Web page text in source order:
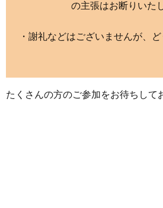
の主張はお断りいた
・謝礼などはございませんが、
たくさんの方のご参加をお待ちして